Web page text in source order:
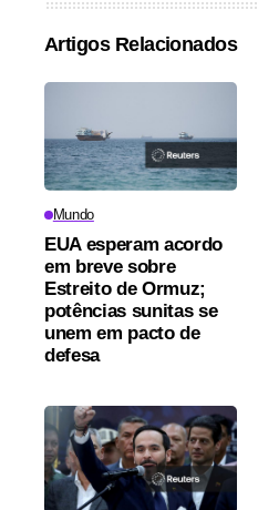
Artigos Relacionados
Mundo
EUA esperam acordo
em breve sobre
Estreito de Ormuz;
potências sunitas se
unem em pacto de
defesa